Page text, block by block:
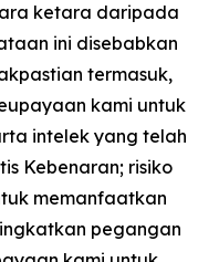
ketara daripada
ini disebabkan
termasuk,
kami untuk
intelek yang telah
Kebenaran; risiko
memanfaatkan
pegangan